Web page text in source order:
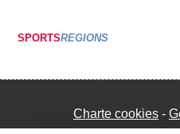
SPORTSREGIONS
Charte cookies